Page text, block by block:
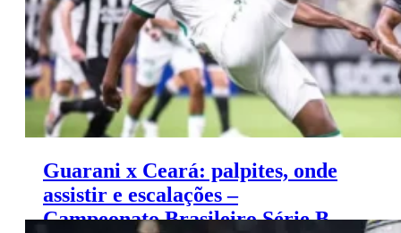
Guarani x Ceará: palpites, onde
assistir e escalações –
Campeonato Brasileiro Série B